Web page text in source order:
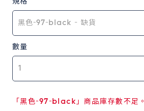
規格
數量
「黑色-97-black」商品庫存數不足。